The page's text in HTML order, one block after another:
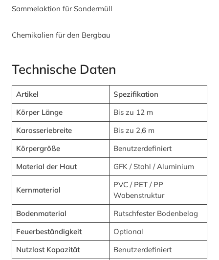
Sammelaktion für Sondermüll
Chemikalien für den Bergbau
Technische Daten
Artikel
Spezifikation
Körper Länge
Bis zu 12 m
Karosseriebreite
Bis zu 2,6 m
Körpergröße
Benutzerdefiniert
Material der Haut
GFK / Stahl / Aluminium
Kernmaterial
PVC / PET / PP
Wabenstruktur
Bodenmaterial
Rutschfester Bodenbelag
Feuerbeständigkeit
Optional
Nutzlast Kapazität
Benutzerdefiniert